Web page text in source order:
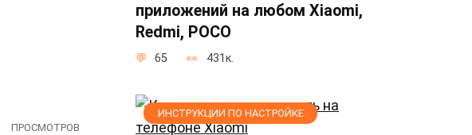
ПРОСМОТРОВ
приложений на любом Xiaomi,
Redmi, POCO
65 431к.
ИНСТРУКЦИИ ПО НАСТРОЙКЕ